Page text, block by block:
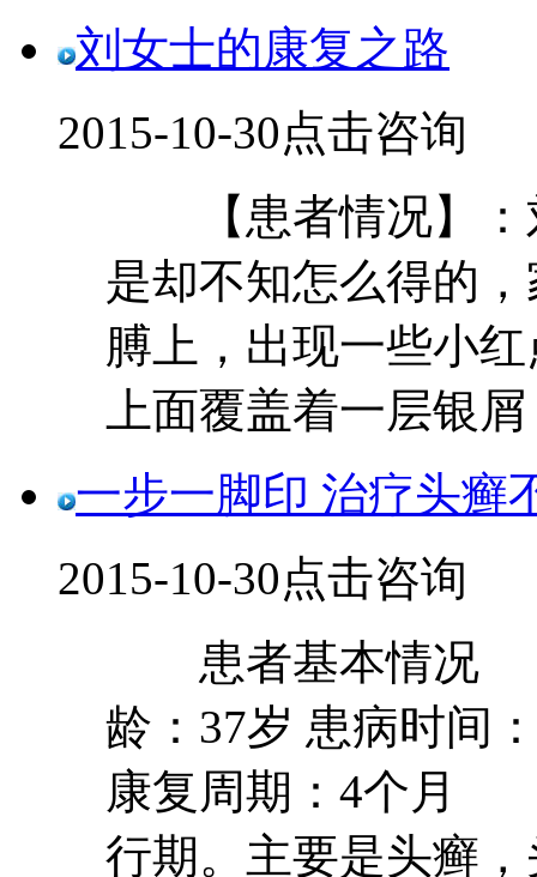
刘女士的康复之路
2015-10-30点击咨询
【患者情况】：
是却不知怎么得的
膊上，出现一些小
上面覆盖着一层银
一步一脚印 治疗头癣
2015-10-30点击咨询
患者基本情况
龄：37岁 患病时间
康复周期：4个月
行期。主要是头癣